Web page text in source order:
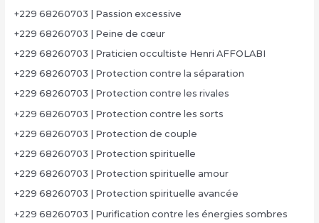
+229 68260703 | Passion excessive
+229 68260703 | Peine de cœur
+229 68260703 | Praticien occultiste Henri AFFOLABI
+229 68260703 | Protection contre la séparation
+229 68260703 | Protection contre les rivales
+229 68260703 | Protection contre les sorts
+229 68260703 | Protection de couple
+229 68260703 | Protection spirituelle
+229 68260703 | Protection spirituelle amour
+229 68260703 | Protection spirituelle avancée
+229 68260703 | Purification contre les énergies sombres